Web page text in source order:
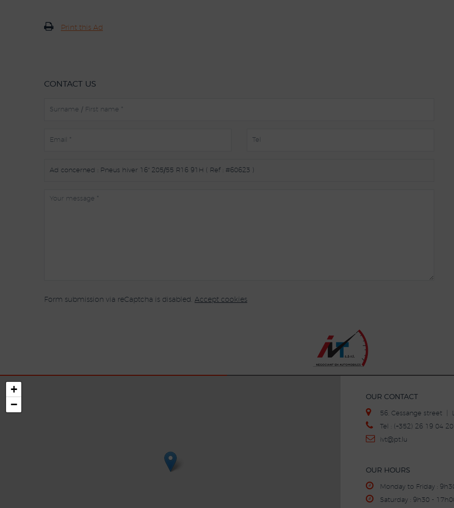
Print this Ad
CONTACT US
Form submission via reCaptcha is disabled. Accept cookies
+
−
OUR CONTACT
56, Cessange street |
Tel : (+352) 26 19 04
ivt@pt.lu
OUR HOURS
Monday to Friday :
Saturday : 9h30 -